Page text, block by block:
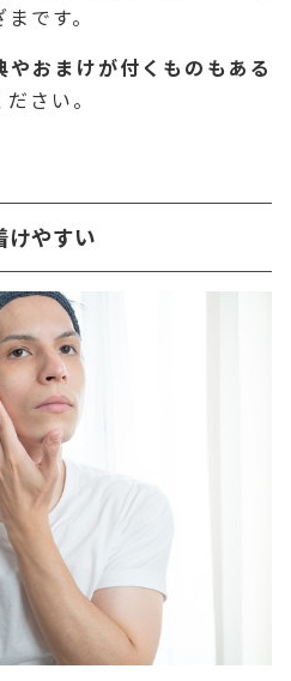
です。
やおまけが付くものもある
さい。
けやすい